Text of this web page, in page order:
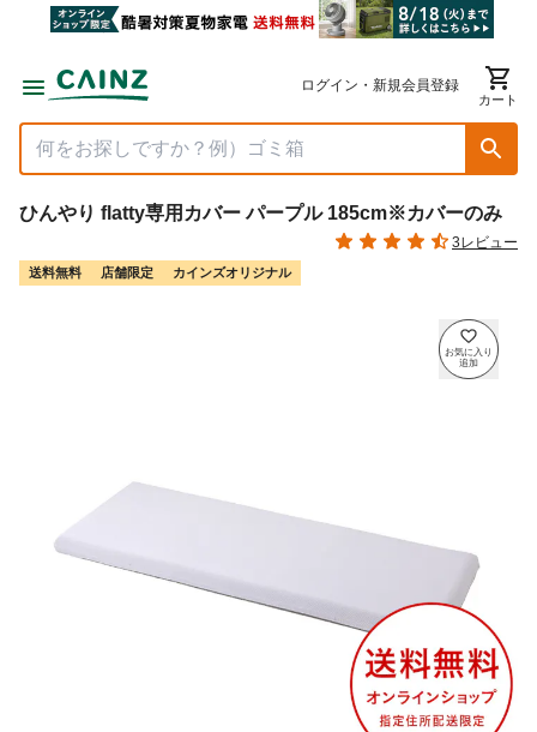
ログイン・新規会員登録
カート
ひんやり flatty専用カバー パープル 185cm※カバーのみ
3レビュー
送料無料 店舗限定 カインズオリジナル